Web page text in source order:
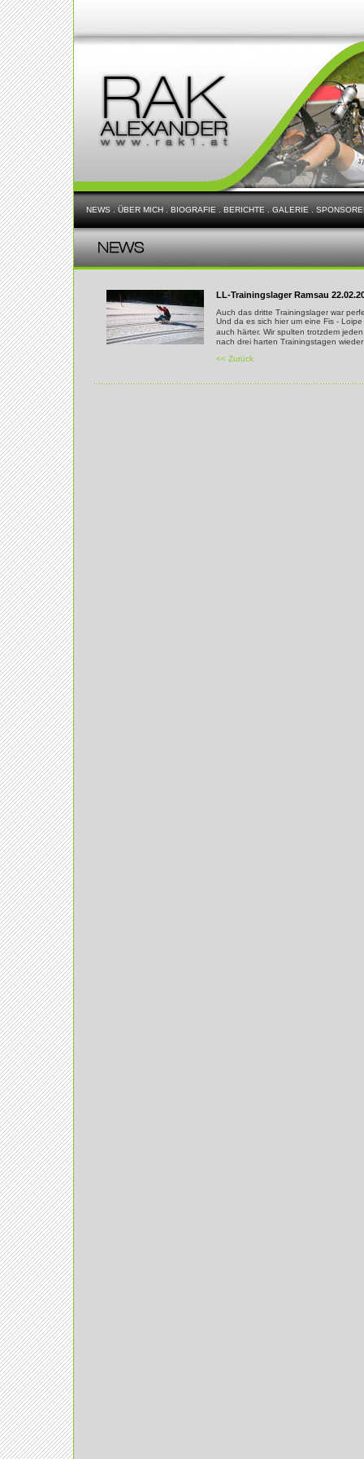
NEWS ÜBER MICH BIOGRAFIE BERICHTE GALERIE
LL-Trainingslager Ramsau
Auch das dritte Trainingslager war
Und da es sich hier um eine Fis -
auch härter. Wir spulten trotzdem
nach drei harten Trainingstagen
<< Zurück